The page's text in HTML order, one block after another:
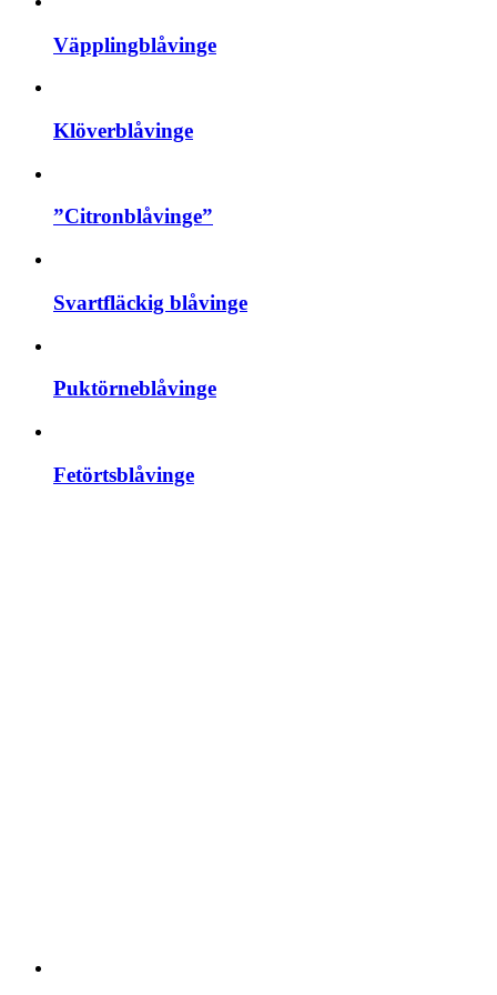
Väpplingblåvinge
Klöverblåvinge
”Citronblåvinge”
Svartfläckig blåvinge
Puktörneblåvinge
Fetörtsblåvinge